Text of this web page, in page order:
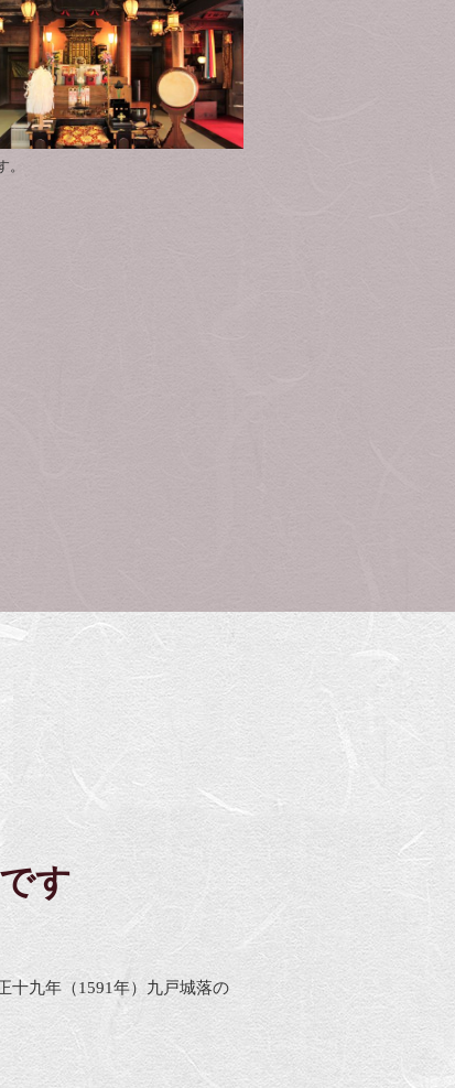
。
す
十九年（1591年）九戸城落の